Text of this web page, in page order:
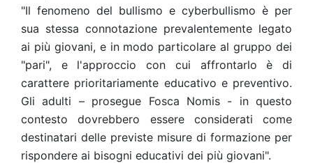
"Il fenomeno del bullismo e cyberbullismo è per
sua stessa connotazione prevalentemente legato
ai più giovani, e in modo particolare al gruppo dei
"pari", e l'approccio con cui affrontarlo è di
carattere prioritariamente educativo e preventivo.
Gli adulti – prosegue Fosca Nomis - in questo
contesto dovrebbero essere considerati come
destinatari delle previste misure di formazione per
rispondere ai bisogni educativi dei più giovani".